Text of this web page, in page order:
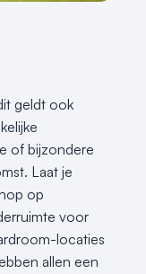
geldt ook
of bijzondere
Laat je
op
voor
locaties
allen een